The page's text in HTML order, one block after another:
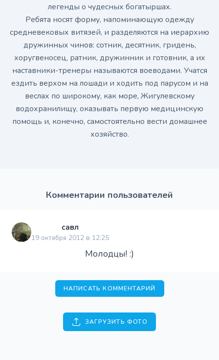
легенды о чудесных богатыршах.
Ребята носят форму, напоминающую одежду
средневековых витязей, и разделяются на иерархию
дружинных чинов: сотник, десятник, гридень,
хоругвеносец, ратник, дружинник и готовник, а их
наставники-тренеры называются воеводами. Учатся
ездить верхом на лошади и ходить под парусом и на
веслах по широкому, как море, Жигулевскому
водохранилищу, оказывать первую медицинскую
помощь и, конечно, самостоятельно вести домашнее
хозяйство.
Комментарии пользователей
савл
19 октября 2012 в 12:25
Молодцы! :)
НАПИСАТЬ КОММЕНТАРИЙ
ЗАГРУЗИТЬ ФОТО